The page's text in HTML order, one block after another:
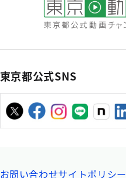
東京都公式SNS
お問い合わせサイトポリシー